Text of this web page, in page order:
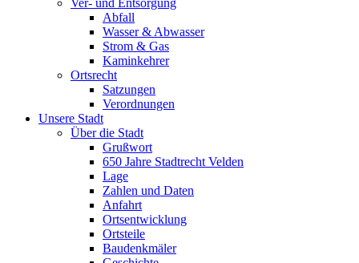
Ver- und Entsorgung
Abfall
Wasser & Abwasser
Strom & Gas
Kaminkehrer
Ortsrecht
Satzungen
Verordnungen
Unsere Stadt
Über die Stadt
Grußwort
650 Jahre Stadtrecht Velden
Lage
Zahlen und Daten
Anfahrt
Ortsentwicklung
Ortsteile
Baudenkmäler